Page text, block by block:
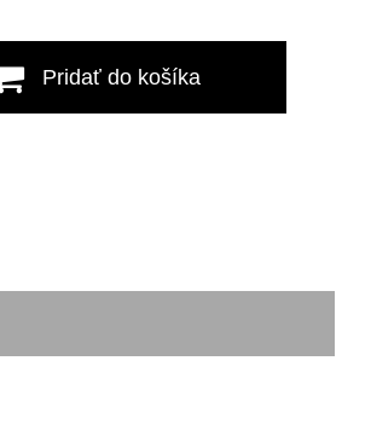
Pridať do košíka